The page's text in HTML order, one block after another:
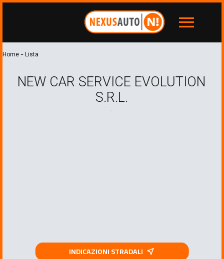
menu
Home - Lista
NEW CAR SERVICE EVOLUTION
S.R.L.
-
INDICAZIONI STRADALI near_me